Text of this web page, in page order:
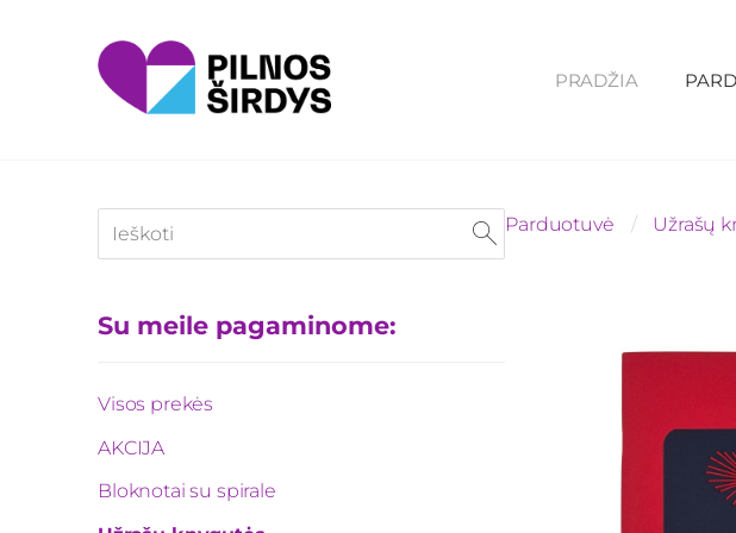
PRADŽIA
Su meile pagaminome:
Visos prekės
AKCIJA
Bloknotai su spirale
Parduotuvė Užrašų